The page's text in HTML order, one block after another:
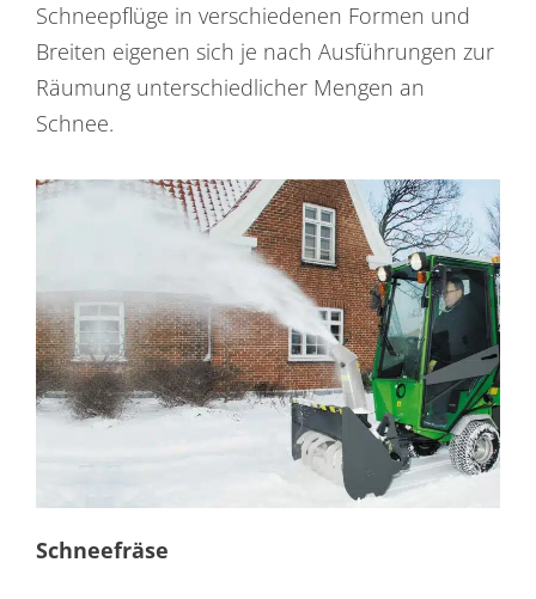
Schneepflüge in verschiedenen Formen und
Breiten eigenen sich je nach Ausführungen zur
Räumung unterschiedlicher Mengen an
Schnee.
Schneefräse